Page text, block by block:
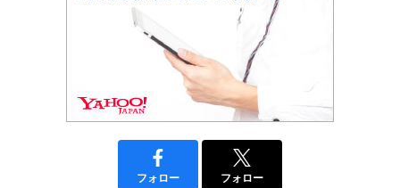
フォロー フォロー